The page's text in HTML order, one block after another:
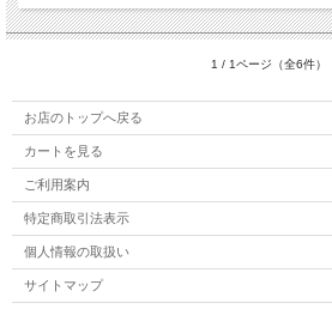
1 / 1ページ（全6件）
お店のトップへ戻る
カートを見る
ご利用案内
特定商取引法表示
個人情報の取扱い
サイトマップ